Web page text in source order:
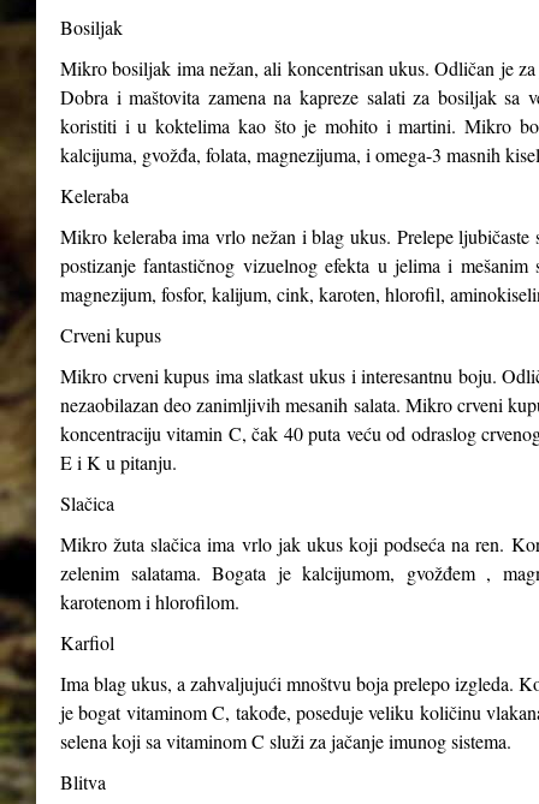
Bosiljak
Mikro bosiljak ima nežan, ali koncentrisan ukus. Odličan je
Dobra i maštovita zamena na kapreze salati za bosiljak
koristiti i u koktelima kao što je mohito i martini. Mikro
kalcijuma, gvožđa, folata, magnezijuma, i omega-3 masnih
Keleraba
Mikro keleraba ima vrlo nežan i blag ukus. Prelepe
postizanje fantastičnog vizuelnog efekta u jelima i
magnezijum, fosfor, kalijum, cink, karoten, hlorofil,
Crveni kupus
Mikro crveni kupus ima slatkast ukus i interesantnu boju.
nezaobilazan deo zanimljivih mesanih salata. Mikro crveni
koncentraciju vitamin C, čak 40 puta veću od odraslog
E i K u pitanju.
Slačica
Mikro žuta slačica ima vrlo jak ukus koji podseća na ren.
zelenim salatama. Bogata je kalcijumom, gvožđem ,
karotenom i hlorofilom.
Karfiol
Ima blag ukus, a zahvaljujući mnoštvu boja prelepo izgleda.
je bogat vitaminom C, takođe, poseduje veliku količinu
selena koji sa vitaminom C služi za jačanje imunog sistema.
Blitva